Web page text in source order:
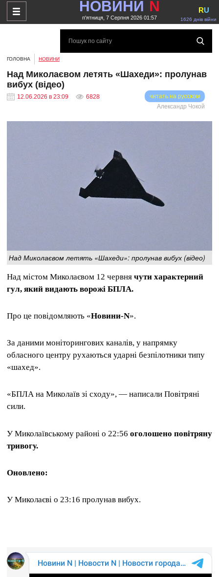
НОВИНИ N
п'ятниця, 7 Серпня 2026 01:57 1626 днів війни
RU
ГОЛОВНА НОВИНИ
Над Миколаєвом летять «Шахеди»: пролунав
вибух (відео)
12.06.2026 в 23:09 6828
читать на русском
Александр Чокой
Над Миколаєвом летять «Шахеди»: пролунав вибух (відео)
Над містом Миколаєвом 12 червня чути характерний
гул, який видають ворожі БПЛА.
Про це повідомляють «Новини-N».
За даними моніторингових каналів, у напрямку
обласного центру рухаються ударні безпілотники типу
«шахед».
«БПЛА на Миколаїв зі сходу», — написали Повітряні
сили.
У Миколаївському районі о 22:56 оголошено повітряну
тривогу.
Оновлено:
У Миколаєві о 23:16 пролунав вибух.